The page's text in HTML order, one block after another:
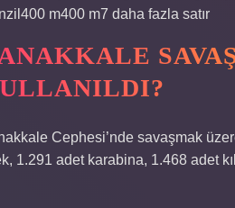
m400 m7 daha fazla satır
Cephesi’nde savaşmak
1.291 adet karabina, 1.468 adet